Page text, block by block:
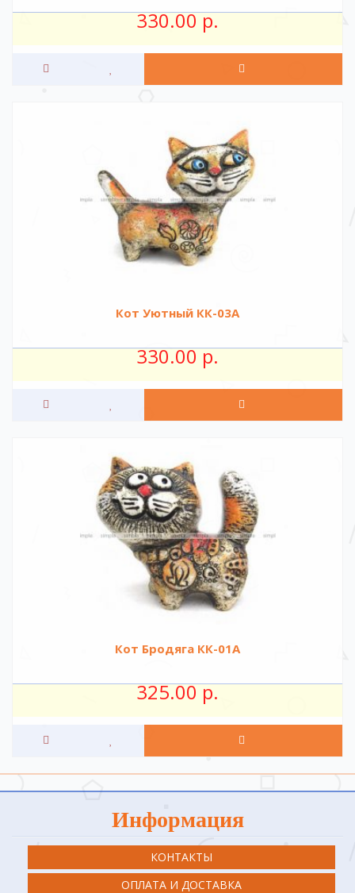
330.00 р.
Кот Уютный КК-03А
330.00 р.
Кот Бродяга КК-01А
325.00 р.
Информация
КОНТАКТЫ
ОПЛАТА И ДОСТАВКА